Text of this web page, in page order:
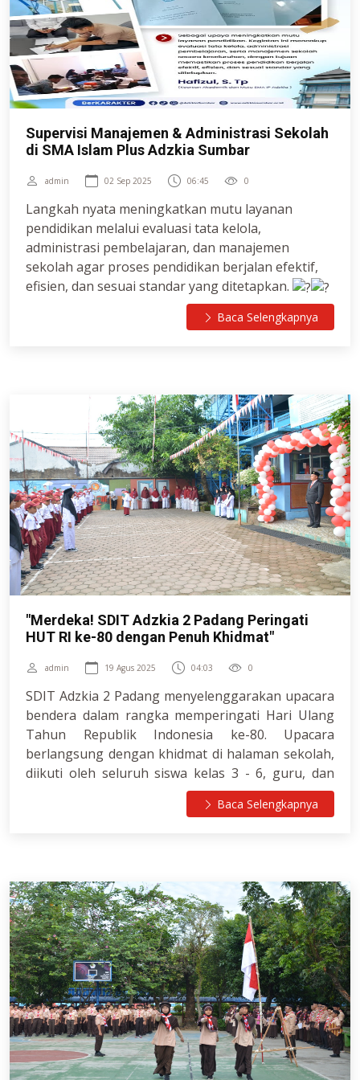
"Berprestasi Dalam Ridho ALLAH"
Supervisi Manajemen & Administrasi Sekolah
di SMA Islam Plus Adzkia Sumbar
admin 02 Sep 2025 06:45 0
Langkah nyata meningkatkan mutu layanan
pendidikan melalui evaluasi tata kelola,
administrasi pembelajaran, dan manajemen
sekolah agar proses pendidikan berjalan efektif,
efisien, dan sesuai standar yang ditetapkan.
Baca Selengkapnya
"Merdeka! SDIT Adzkia 2 Padang Peringati
HUT RI ke-80 dengan Penuh Khidmat"
admin 19 Agus 2025 04:03 0
SDIT Adzkia 2 Padang menyelenggarakan upacara
bendera dalam rangka memperingati Hari Ulang
Tahun Republik Indonesia ke-80. Upacara
berlangsung dengan khidmat di halaman sekolah,
diikuti oleh seluruh siswa kelas 3 - 6, guru, dan
Beberapa poin dalam amanatnya bahwa
kemerdekaan harus diisi dengan belajar sungguh-
sungguh, agar kelak menjadi orang yang cerdas
dan bermanfaat bagi bangsa.
Berikutnya Inspektur yang akrab dipanggil
dengan Ustadz Ronika ini juga menyebutkan
bahwa kita harus rajin beribadah, agar kita selalu
dekat dengan Allah dan mendapat ridha-Nya.
Terakhir, ayah dari 3 orang anak ini menekankan
Baca Selengkapnya